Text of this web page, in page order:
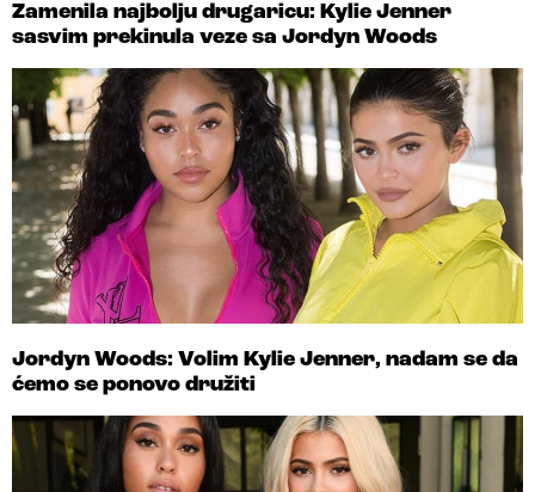
Zamenila najbolju drugaricu: Kylie Jenner
sasvim prekinula veze sa Jordyn Woods
Jordyn Woods: Volim Kylie Jenner, nadam se da
ćemo se ponovo družiti